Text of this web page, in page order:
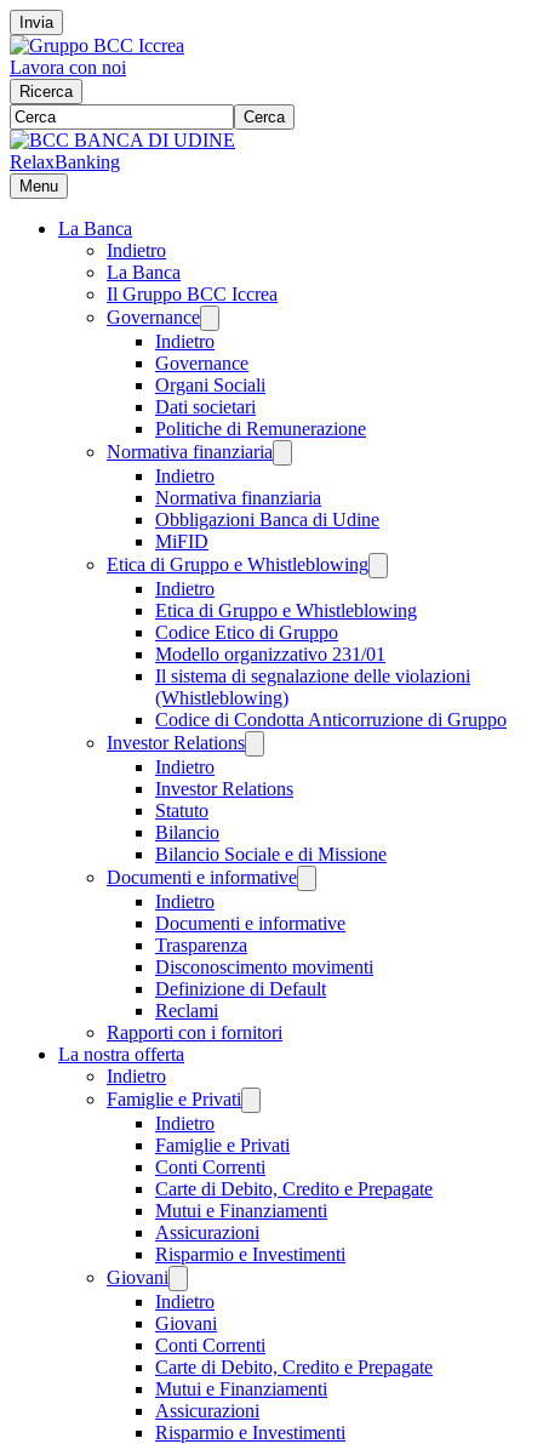
Invia
Lavora con noi
Ricerca
Cerca
RelaxBanking
Menu
La Banca
Indietro
La Banca
Il Gruppo BCC Iccrea
Governance
Indietro
Governance
Organi Sociali
Dati societari
Politiche di Remunerazione
Normativa finanziaria
Indietro
Normativa finanziaria
Obbligazioni Banca di Udine
MiFID
Etica di Gruppo e Whistleblowing
Indietro
Etica di Gruppo e Whistleblowing
Codice Etico di Gruppo
Modello organizzativo 231/01
Il sistema di segnalazione delle violazioni
(Whistleblowing)
Codice di Condotta Anticorruzione di Gruppo
Investor Relations
Indietro
Investor Relations
Statuto
Bilancio
Bilancio Sociale e di Missione
Documenti e informative
Indietro
Documenti e informative
Trasparenza
Disconoscimento movimenti
Definizione di Default
Reclami
Rapporti con i fornitori
La nostra offerta
Indietro
Famiglie e Privati
Indietro
Famiglie e Privati
Conti Correnti
Carte di Debito, Credito e Prepagate
Mutui e Finanziamenti
Assicurazioni
Risparmio e Investimenti
Giovani
Indietro
Giovani
Conti Correnti
Carte di Debito, Credito e Prepagate
Mutui e Finanziamenti
Assicurazioni
Risparmio e Investimenti